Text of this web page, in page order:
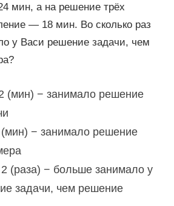
мин, а на решение трёх
— 18 мин. Во сколько раз
у Васи решение задачи, чем
(мин) − занимало решение
− занимало решение
(раза) − больше занимало у
задачи, чем решение